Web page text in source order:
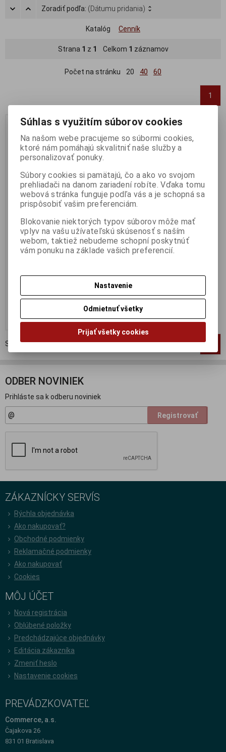
Zoradiť podľa: (Dátumu pridania)
Katalóg Cenník
Strana 1 z 1 Celkom 1 záznamov
Počet na stránku 20 40 60
1
Akcia
1:43 ARROWS BMW A8
T.BOUTSEN 1986 -
MINICHAMPS 400860018
400860018
99,95 EUR
Pridať do košíka
Strana1z1Celkom1záznamov
ODBER NOVINIEK
Prihláste sa k odberu noviniek
Registrovať
ZÁKAZNÍCKY SERVÍS
Rýchla objednávka
Ako nakupovať?
Obchodné podmienky
Reklamačné podmienky
Ako nakupovať
Cookies
MÔJ ÚČET
Nová registrácia
Oblúbené položky
Predchádzajúce objednávky
Editácia zákazníka
Zmeniť heslo
Nastavenie cookies
PREVÁDZKOVATEĽ
Commerce, a.s.
Čajakova 26
831 01 Bratislava
Súhlas s využitím súborov cookies
Na našom webe pracujeme so súbormi cookies,
ktoré nám pomáhajú skvalitniť naše služby a
personalizovať ponuky.
Súbory cookies si pamätajú, čo a ako vo svojom
prehliadači na danom zariadení robíte. Vďaka tomu
webová stránka funguje podľa vás a je schopná sa
prispôsobiť vašim preferenciám.
Blokovanie niektorých typov súborov môže mať
vplyv na vašu užívateľskú skúsenosť s naším
webom, taktiež nebudeme schopní poskytnúť
vám ponuku na základe vašich preferencií.
Nastavenie
Odmietnuť všetky
Prijať všetky cookies